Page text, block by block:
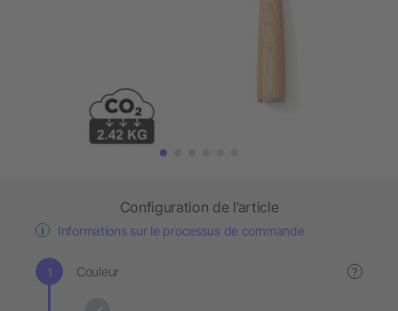
Configuration de l’article
Informations sur le processus de commande
Couleur ?